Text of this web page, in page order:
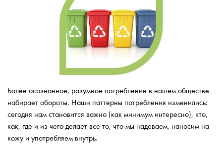
Более осознанное, разумное потребление в нашем обществе
набирает обороты. Наши паттерны потребления изменились:
сегодня нам становится важно (как минимум интересно), кто,
как, где и из чего делает все то, что мы надеваем, наносим на
кожу и употребляем внутрь.